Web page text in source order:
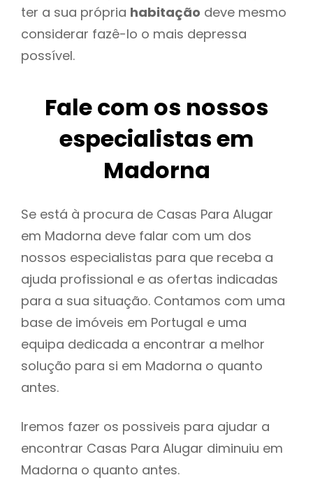
ter a sua própria habitação deve mesmo
considerar fazê-lo o mais depressa
possível.
Fale com os nossos
especialistas em
Madorna
Se está à procura de Casas Para Alugar
em Madorna deve falar com um dos
nossos especialistas para que receba a
ajuda profissional e as ofertas indicadas
para a sua situação. Contamos com uma
base de imóveis em Portugal e uma
equipa dedicada a encontrar a melhor
solução para si em Madorna o quanto
antes.
Iremos fazer os possiveis para ajudar a
encontrar Casas Para Alugar diminuiu em
Madorna o quanto antes.